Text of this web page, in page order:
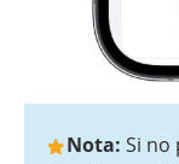
Nota: Si no